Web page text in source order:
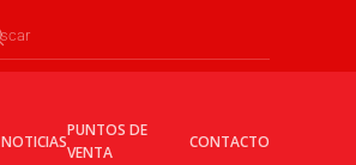
NOTICIAS
PUNTOS DE
VENTA
CONTACTO